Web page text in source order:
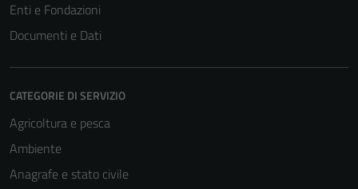
Enti e Fondazioni
Documenti e Dati
CATEGORIE DI SERVIZIO
Agricoltura e pesca
Ambiente
Anagrafe e stato civile